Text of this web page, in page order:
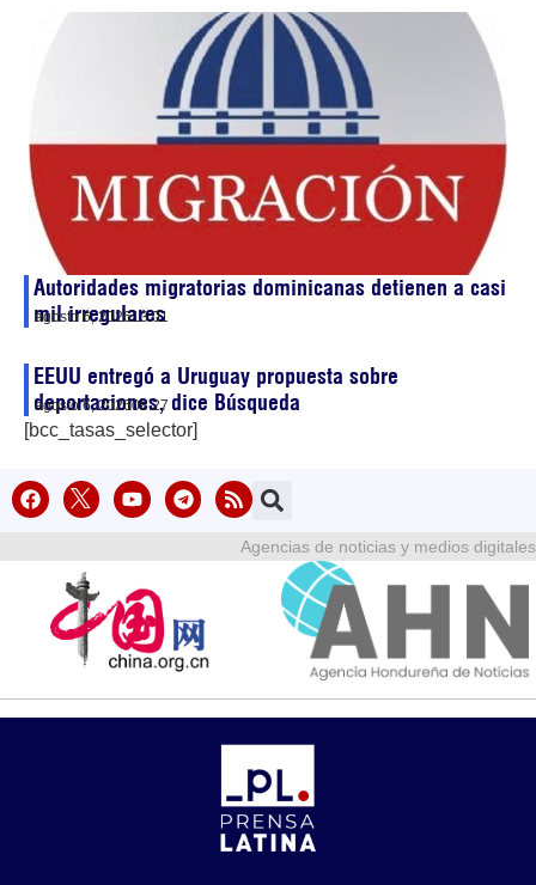
Autoridades migratorias dominicanas detienen a casi
mil irregulares
agosto 6, 202613:01
EEUU entregó a Uruguay propuesta sobre
deportaciones, dice Búsqueda
agosto 6, 202608:27
[bcc_tasas_selector]
Agencias de noticias y medios digitales